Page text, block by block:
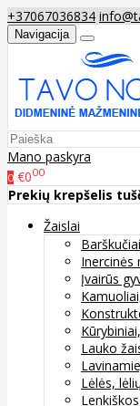
+37067036834
Navigacija
Mano paskyra
0 €000
Prekių krepšelis
Žaislai
Inercinės
Įvairūs
Lauko
Lėlės,